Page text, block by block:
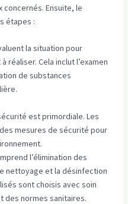
Ensuite, le
étapes :
la situation pour
réaliser. Cela inclut l’examen
de substances
est primordiale. Les
mesures de sécurité pour
l’élimination des
nettoyage et la désinfection
sont choisis avec soin
des normes sanitaires.